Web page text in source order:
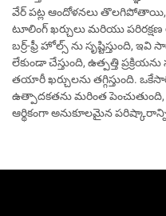
వేర్ పట్ల ఆందోళనలు తొలగిపోతాయి,
టూలింగ్ ఖర్చులు మరియు
బర్ర్-ఫ్రీ హోల్స్ ను సృష్టిస్తుంది,
లేకుండా చేస్తుంది, ఉత్పత్తి
తయారీ ఖర్చులను తగ్గిస్తుంది.
ఉత్పాదకతను మరింత
ఆర్థికంగా అనుకూలమైన పరిష్కారాన్ని